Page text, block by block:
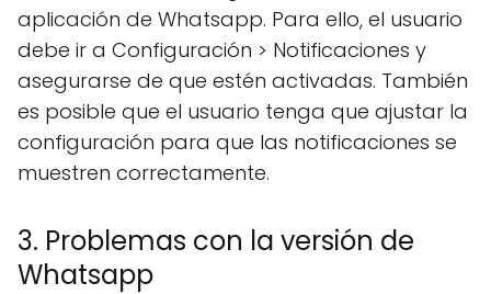
aplicación de Whatsapp. Para ello, el usuario
debe ir a Configuración > Notificaciones y
asegurarse de que estén activadas. También
es posible que el usuario tenga que ajustar la
configuración para que las notificaciones se
muestren correctamente.
3. Problemas con la versión de
Whatsapp